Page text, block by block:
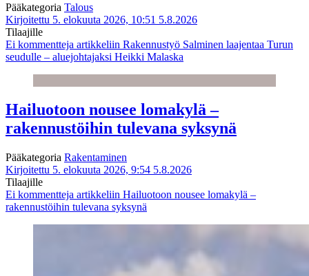
Pääkategoria Talous
Kirjoitettu 5. elokuuta 2026, 10:51 5.8.2026
Tilaajille
Ei kommentteja artikkeliin Rakennustyö Salminen laajentaa Turun
seudulle – aluejohtajaksi Heikki Malaska
Hailuotoon nousee lomakylä –
rakennustöihin tulevana syksynä
Pääkategoria Rakentaminen
Kirjoitettu 5. elokuuta 2026, 9:54 5.8.2026
Tilaajille
Ei kommentteja artikkeliin Hailuotoon nousee lomakylä –
rakennustöihin tulevana syksynä